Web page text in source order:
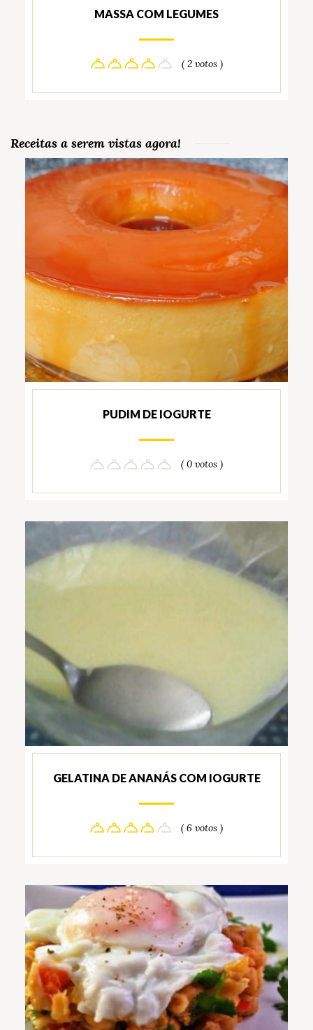
MASSA COM LEGUMES
( 2 votos )
Receitas a serem vistas agora!
PUDIM DE IOGURTE
( 0 votos )
GELATINA DE ANANÁS COM IOGURTE
( 6 votos )